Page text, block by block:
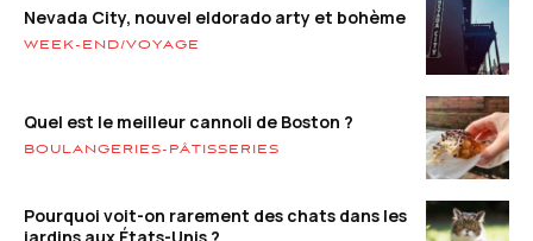
Nevada City, nouvel eldorado arty et bohème
WEEK-END/VOYAGE
Quel est le meilleur cannoli de Boston ?
BOULANGERIES-PÂTISSERIES
Pourquoi voit-on rarement des chats dans les